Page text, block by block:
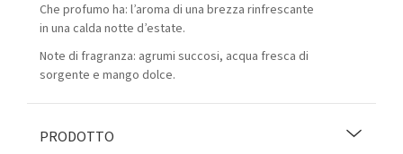
Che profumo ha: l’aroma di una brezza rinfrescante
in una calda notte d’estate.
Note di fragranza: agrumi succosi, acqua fresca di
sorgente e mango dolce.
PRODOTTO